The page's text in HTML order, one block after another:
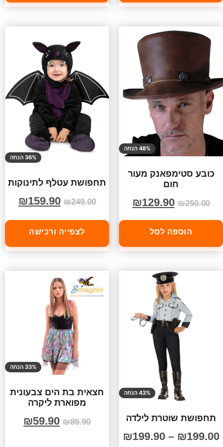
48% הנחה
כובע סטימפאנק מעור
חום
₪250.00
₪129.90
הוספה לסל
36% הנחה
תחפושת עטלף לתינוקות
₪249.00
₪159.90
לצפייה ורכישה
43% הנחה
תחפושת שוטרת לילדה
₪199.00
–
₪199.90
33% הנחה
חצאית בת הים צבעונית
מפוארת ליקרה
₪89.90
₪59.90